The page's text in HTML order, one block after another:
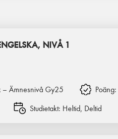
NIVÅ 1
– Ämnesnivå Gy25 Poäng:
Studietakt: Heltid, Deltid